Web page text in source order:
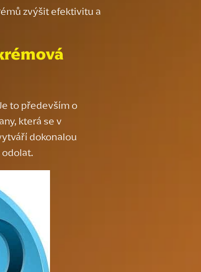
zvýšit efektivitu a
to především o
která se v
dokonalou